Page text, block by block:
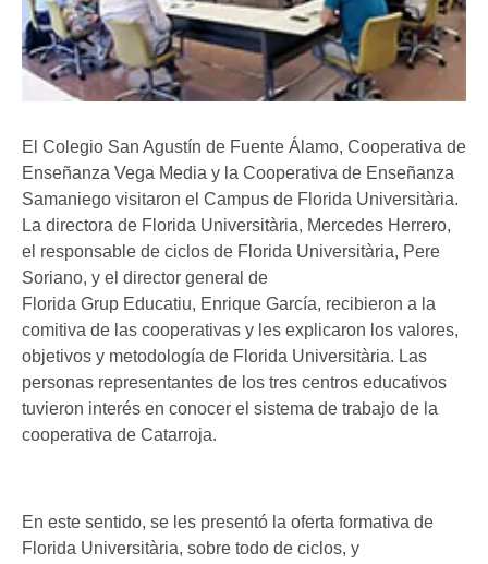
El Colegio San Agustín de Fuente Álamo, Cooperativa de
Enseñanza Vega Media y la Cooperativa de Enseñanza
Samaniego visitaron el Campus de Florida Universitària.
La directora de Florida Universitària, Mercedes Herrero,
el responsable de ciclos de Florida Universitària, Pere
Soriano, y el director general de
Florida Grup Educatiu, Enrique García, recibieron a la
comitiva de las cooperativas y les explicaron los valores,
objetivos y metodología de Florida Universitària. Las
personas representantes de los tres centros educativos
tuvieron interés en conocer el sistema de trabajo de la
cooperativa de Catarroja.
En este sentido, se les presentó la oferta formativa de
Florida Universitària, sobre todo de ciclos, y